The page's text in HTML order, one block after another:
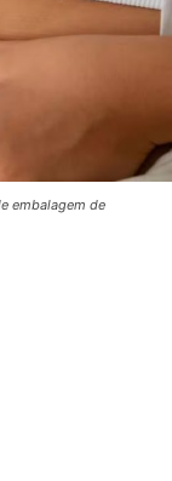
embalagem de